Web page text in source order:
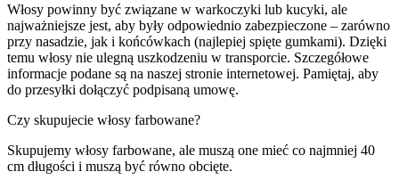
Włosy powinny być związane w warkoczyki lub kucyki, ale
najważniejsze jest, aby były odpowiednio zabezpieczone – zarówno
przy nasadzie, jak i końcówkach (najlepiej spięte gumkami). Dzięki
temu włosy nie ulegną uszkodzeniu w transporcie. Szczegółowe
informacje podane są na naszej stronie internetowej. Pamiętaj, aby
do przesyłki dołączyć podpisaną umowę.
Czy skupujecie włosy farbowane?
Skupujemy włosy farbowane, ale muszą one mieć co najmniej 40
cm długości i muszą być równo obcięte.